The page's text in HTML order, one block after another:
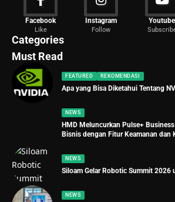
Facebook
Like
Instagram
Follow
Youtube
Categories
News
2029 Articles
Must Read
FEATURED REKOMENDASI
Apa yang Bisa Diketahui Tentang
NEWS
HMD Meluncurkan Pulse+
Bisnis dengan Fitur Keamanan dan
NEWS
Siloam Gelar Robotic Summit 2026
NEWS